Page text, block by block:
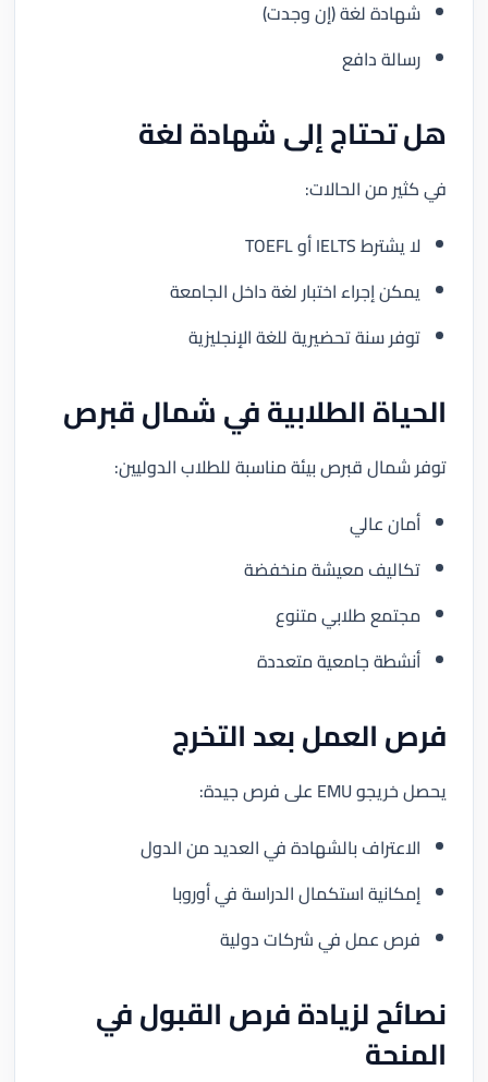
شهادة لغة (إن وجدت)
رسالة دافع
هل تحتاج إلى شهادة لغة
في كثير من الحالات:
لا يشترط IELTS أو TOEFL
يمكن إجراء اختبار لغة داخل الجامعة
توفر سنة تحضيرية للغة الإنجليزية
الحياة الطلابية في شمال قبرص
توفر شمال قبرص بيئة مناسبة للطلاب الدوليين:
أمان عالي
تكاليف معيشة منخفضة
مجتمع طلابي متنوع
أنشطة جامعية متعددة
فرص العمل بعد التخرج
يحصل خريجو EMU على فرص جيدة:
الاعتراف بالشهادة في العديد من الدول
إمكانية استكمال الدراسة في أوروبا
فرص عمل في شركات دولية
نصائح لزيادة فرص القبول في
المنحة